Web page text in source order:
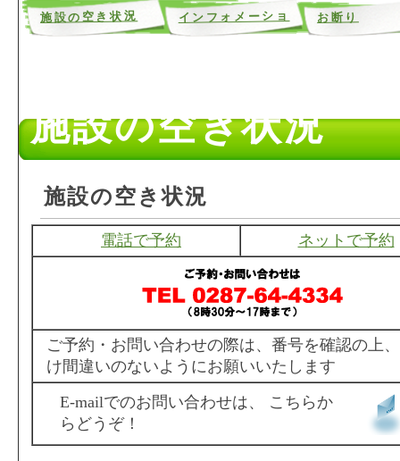
施設の空き状況 インフォメーショ お断り
施設の空き状況
施設の空き状況
電話で予約 ネットで予約
ご予約・お問い合わせの際は、番号を確認の上
け間違いのないようにお願いいたします
E-mailでのお問い合わせは、 こちらか
らどうぞ！